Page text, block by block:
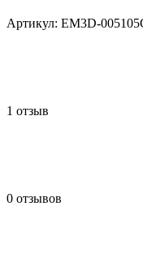
Артикул: EM3D-
1 отзыв
0 отзывов